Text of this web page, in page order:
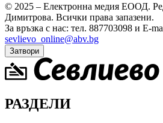
© 2025 – Електронна медия ЕООД.
Димитрова. Всички права запазени.
За връзка с нас: тел. 887703098 и E-
sevlievo_online@abv.bg
Затвори
РАЗДЕЛИ